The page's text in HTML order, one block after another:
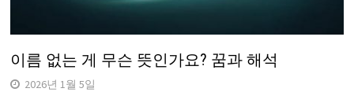
이름 없는 게 무슨 뜻인가요? 꿈과 해석
2026년 1월 5일